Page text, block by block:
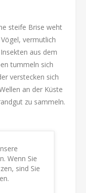
steife Brise weht
vermutlich
aus dem
tummeln sich
verstecken sich
an der Küste
zu sammeln.
Wenn Sie
sind Sie